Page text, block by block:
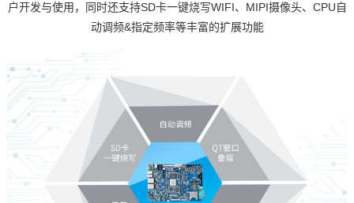
户开发与使用，同时还支持SD卡一键烧写WIFI、MIPI摄像头、CPU自
动调频&指定频率等丰富的扩展功能